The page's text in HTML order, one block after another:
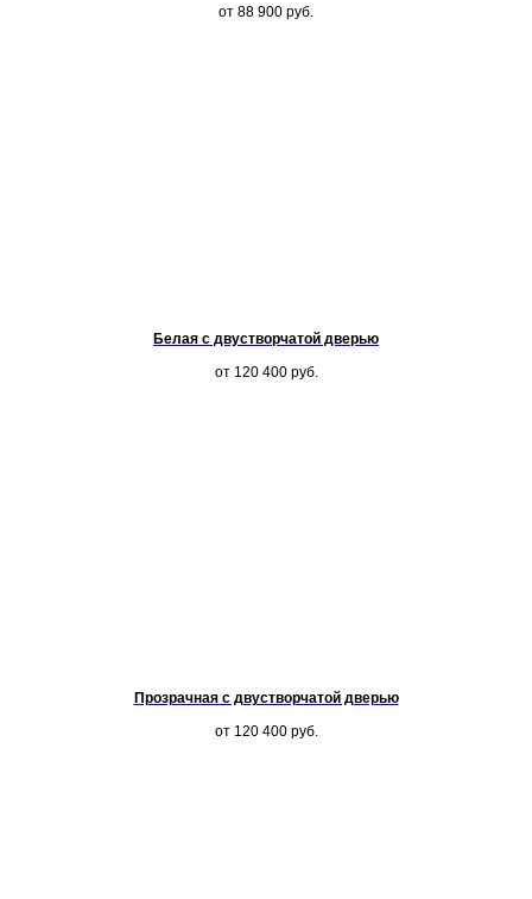
от 88 900 руб.
Белая с двустворчатой дверью
от 120 400 руб.
Прозрачная с двустворчатой дверью
от 120 400 руб.